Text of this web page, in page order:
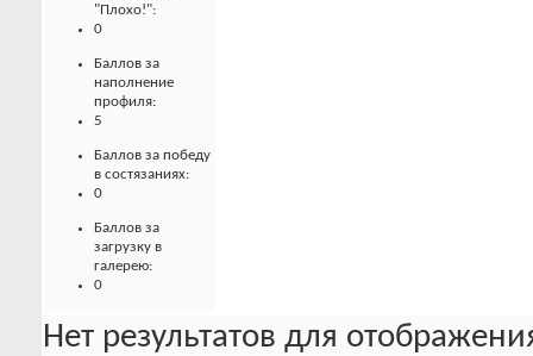
"Плохо!":
0
Баллов за
наполнение
профиля:
5
Баллов за победу
в состязаниях:
0
Баллов за
загрузку в
галерею:
0
Нет результатов для